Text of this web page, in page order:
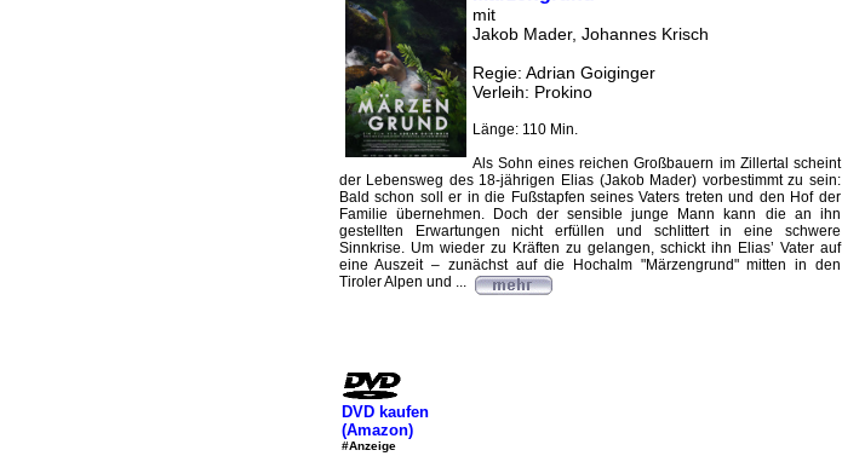
mit
Jakob Mader, Johannes Krisch
Regie: Adrian Goiginger
Verleih: Prokino
Länge: 110 Min.
Als Sohn eines reichen Großbauern im Zillertal scheint
der Lebensweg des 18-jährigen Elias (Jakob Mader) vorbestimmt zu sein:
Bald schon soll er in die Fußstapfen seines Vaters treten und den Hof der
Familie übernehmen. Doch der sensible junge Mann kann die an ihn
gestellten Erwartungen nicht erfüllen und schlittert in eine schwere
Sinnkrise. Um wieder zu Kräften zu gelangen, schickt ihn Elias’ Vater auf
eine Auszeit – zunächst auf die Hochalm "Märzengrund" mitten in den
Tiroler Alpen und ...
DVD kaufen
(Amazon)
#Anzeige